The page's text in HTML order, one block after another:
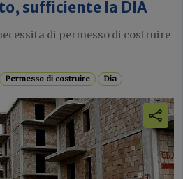
sufficiente la DIA
di permesso di costruire
Permesso di costruire Dia